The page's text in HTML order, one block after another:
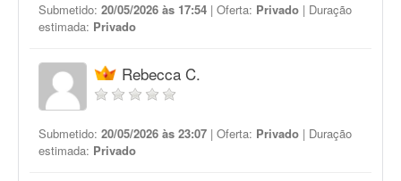
Submetido: 20/05/2026 às 17:54 | Oferta: Privado | Duração
estimada: Privado
Rebecca C.
Submetido: 20/05/2026 às 23:07 | Oferta: Privado | Duração
estimada: Privado